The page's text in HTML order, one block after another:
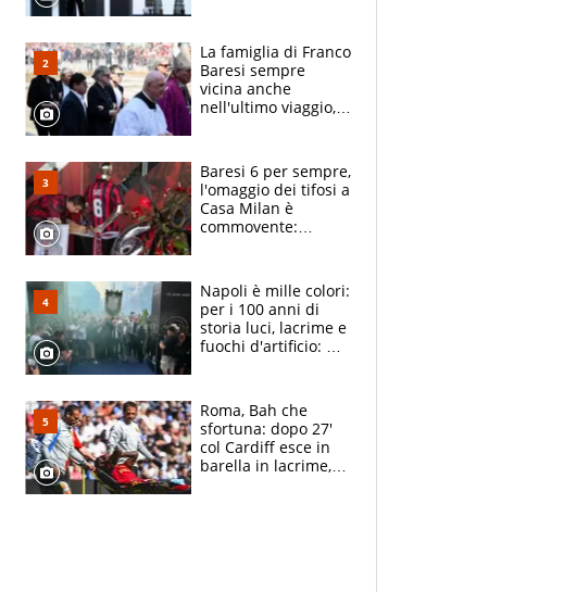
La famiglia di Franco
Baresi sempre
vicina anche
nell'ultimo viaggio,
circondati
dall'affetto dei tifosi
Baresi 6 per sempre,
l'omaggio dei tifosi a
Casa Milan è
commovente:
bigliettini
Napoli è mille colori:
per i 100 anni di
storia luci, lacrime e
fuochi d'artificio: De
Roma, Bah che
sfortuna: dopo 27'
col Cardiff esce in
barella in lacrime,